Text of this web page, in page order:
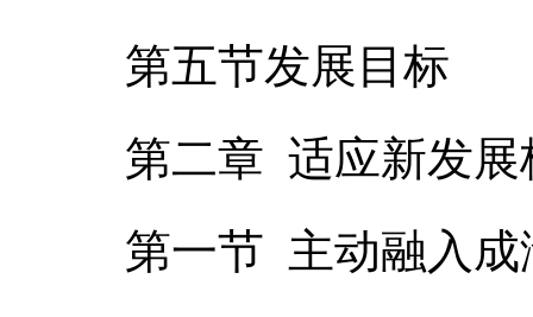
第五节发展目标
第二章 适应新发展
第一节 主动融入